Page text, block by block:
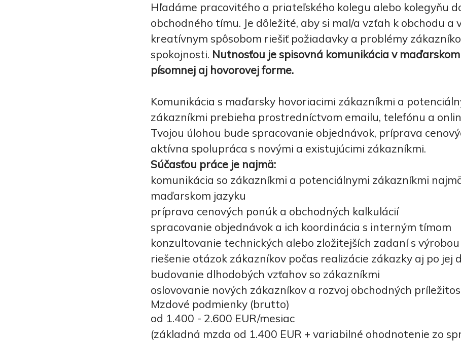
Hľadáme pracovitého a priateľského kolegu alebo kolegyňu
obchodného tímu. Je dôležité, aby si mal/a vzťah k obchodu a
kreatívnym spôsobom riešiť požiadavky a problémy
spokojnosti. Nutnosťou je spisovná komunikácia v
písomnej aj hovorovej forme.
Komunikácia s maďarsky hovoriacimi zákazníkmi a
zákazníkmi prebieha prostredníctvom emailu, telefónu a
Tvojou úlohou bude spracovanie objednávok, príprava
aktívna spolupráca s novými a existujúcimi zákazníkmi.
Súčasťou práce je najmä:
komunikácia so zákazníkmi a potenciálnymi zákazníkmi
maďarskom jazyku
príprava cenových ponúk a obchodných kalkulácií
spracovanie objednávok a ich koordinácia s interným tímom
konzultovanie technických alebo zložitejších zadaní s výrobou
riešenie otázok zákazníkov počas realizácie zákazky aj po jej
budovanie dlhodobých vzťahov so zákazníkmi
oslovovanie nových zákazníkov a rozvoj obchodných
Mzdové podmienky (brutto)
od 1.400 - 2.600 EUR/mesiac
(základná mzda od 1.400 EUR + variabilné ohodnotenie zo